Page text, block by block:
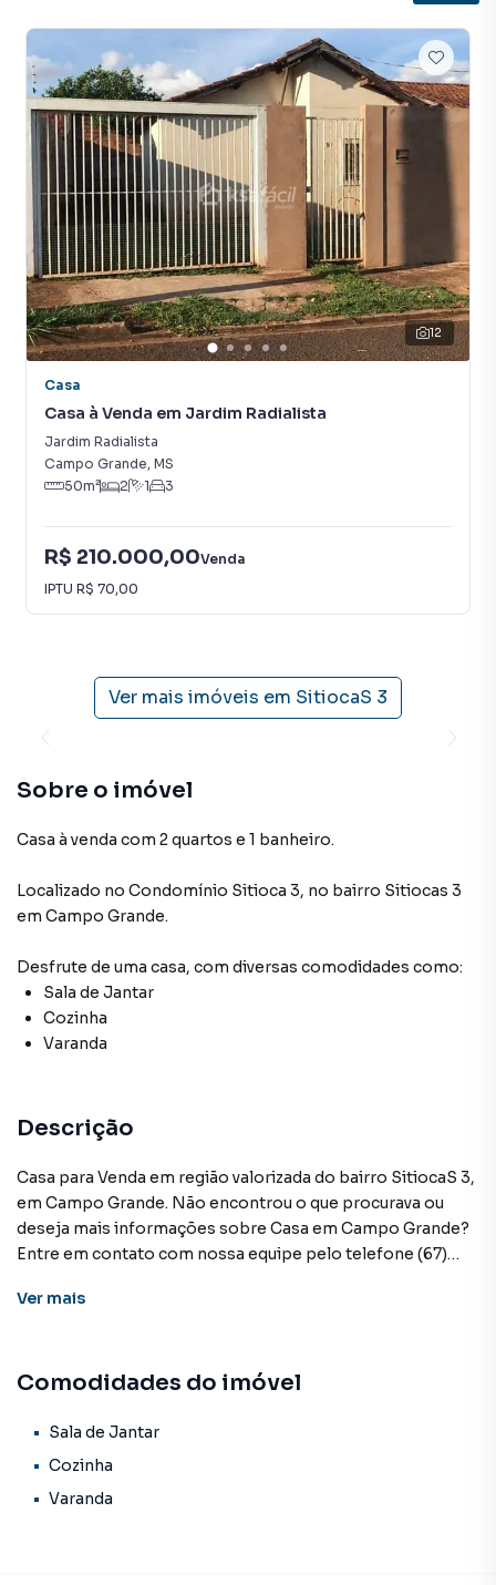
12
Casa
Casa à Venda em Jardim Radialista
Jardim Radialista
Campo Grande, MS
50m² 2 1 3
R$ 210.000,00Venda
IPTU R$ 70,00
Ver mais imóveis em SitiocaS 3
Sobre o imóvel
Casa à venda com 2 quartos e 1 banheiro.
Localizado no Condomínio Sitioca 3, no bairro Sitiocas 3
em Campo Grande.
Desfrute de uma casa, com diversas comodidades como:
Sala de Jantar
Cozinha
Varanda
Descrição
Casa para Venda em região valorizada do bairro SitiocaS 3,
em Campo Grande. Não encontrou o que procurava ou
deseja mais informações sobre Casa em Campo Grande?
Entre em contato com nossa equipe pelo telefone (67)
e barracões para venda ou locação, além de
planta em SitiocaS 3 e em outras regiões de Campo
Grande. Aqui você encontra milhares de ofertas para
vida.
Ver mais
Comodidades do imóvel
Sala de Jantar
Cozinha
Varanda